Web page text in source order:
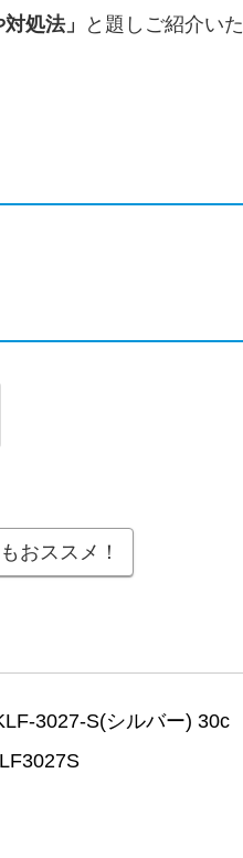
処法」
と題しご紹介いた
おススメ！
3027-S(シルバー) 30c